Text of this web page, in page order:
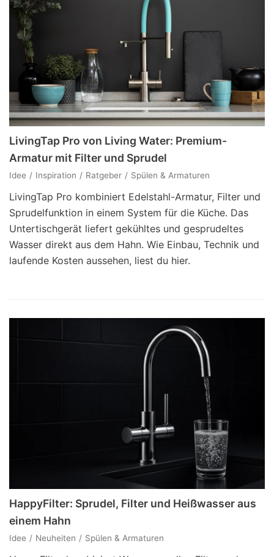
LivingTap Pro von Living Water: Premium-
Armatur mit Filter und Sprudel
Idee Inspiration Ratgeber Spülen & Armaturen
LivingTap Pro kombiniert Edelstahl-Armatur, Filter und
Sprudelfunktion in einem System für die Küche. Das
Untertischgerät liefert gekühltes und gesprudeltes
Wasser direkt aus dem Hahn. Wie Einbau, Technik und
laufende Kosten aussehen, liest du hier.
HappyFilter: Sprudel, Filter und Heißwasser aus
einem Hahn
Idee Neuheiten Spülen & Armaturen